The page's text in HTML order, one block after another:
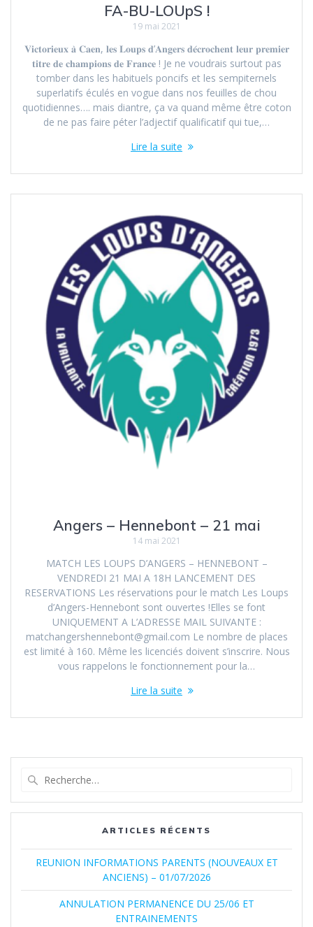
FA-BU-LOUpS !
19 mai 2021
𝐕𝐢𝐜𝐭𝐨𝐫𝐢𝐞𝐮𝐱 𝐚̀ 𝐂𝐚𝐞𝐧, 𝐥𝐞𝐬 𝐋𝐨𝐮𝐩𝐬 𝐝’𝐀𝐧𝐠𝐞𝐫𝐬 𝐝𝐞́𝐜𝐫𝐨𝐜𝐡𝐞𝐧𝐭 𝐥𝐞𝐮𝐫 𝐩𝐫𝐞𝐦𝐢𝐞𝐫
𝐭𝐢𝐭𝐫𝐞 𝐝𝐞 𝐜𝐡𝐚𝐦𝐩𝐢𝐨𝐧𝐬 𝐝𝐞 𝐅𝐫𝐚𝐧𝐜𝐞 ! Je ne voudrais surtout pas
tomber dans les habituels poncifs et les sempiternels
superlatifs éculés en vogue dans nos feuilles de chou
quotidiennes…. mais diantre, ça va quand même être coton
de ne pas faire péter l’adjectif qualificatif qui tue,…
Lire la suite
Angers – Hennebont – 21 mai
14 mai 2021
MATCH LES LOUPS D’ANGERS – HENNEBONT –
VENDREDI 21 MAI A 18H LANCEMENT DES
RESERVATIONS Les réservations pour le match Les Loups
d’Angers-Hennebont sont ouvertes !Elles se font
UNIQUEMENT A L’ADRESSE MAIL SUIVANTE :
matchangershennebont@gmail.com Le nombre de places
est limité à 160. Même les licenciés doivent s’inscrire. Nous
vous rappelons le fonctionnement pour la…
Lire la suite
:
ARTICLES RÉCENTS
REUNION INFORMATIONS PARENTS (NOUVEAUX ET
ANCIENS) – 01/07/2026
ANNULATION PERMANENCE DU 25/06 ET
ENTRAINEMENTS